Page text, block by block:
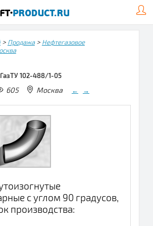
> Продажа> Нефтегазовое
102-488/1-05
605 Москва ← →
с углом 90 градусов,
производства: